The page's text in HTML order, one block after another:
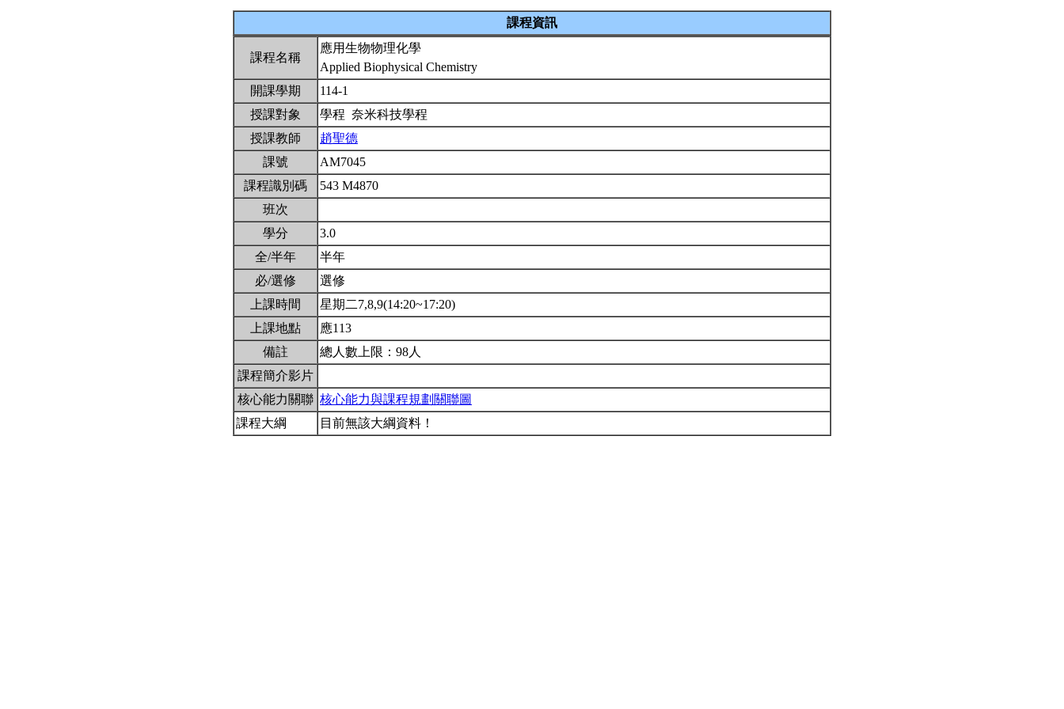
課程資訊
課程名稱
應用生物物理化學
Applied Biophysical Chemistry
開課學期
114-1
授課對象
學程 奈米科技學程
授課教師
趙聖德
課號
AM7045
課程識別碼
543 M4870
班次
學分
3.0
全/半年
半年
必/選修
選修
上課時間
星期二7,8,9(14:20~17:20)
上課地點
應113
備註
總人數上限：98人
課程簡介影片
核心能力關聯 核心能力與課程規劃關聯圖
課程大綱
目前無該大綱資料！